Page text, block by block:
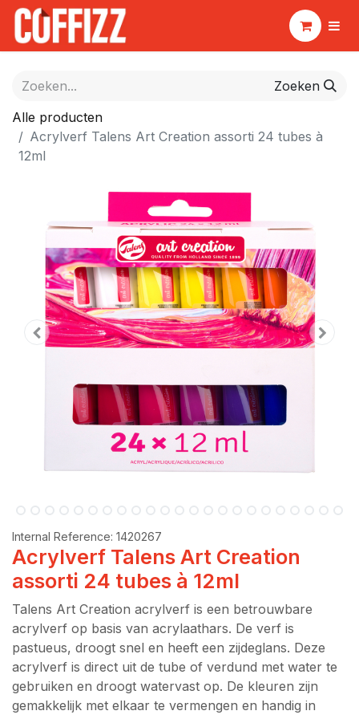
Zoeken
Alle producten
Acrylverf Talens Art Creation assorti 24 tubes à
12ml
Internal Reference: 1420267
Acrylverf Talens Art Creation
assorti 24 tubes à 12ml
Talens Art Creation acrylverf is een betrouwbare
acrylverf op basis van acrylaathars. De verf is
pastueus, droogt snel en heeft een zijdeglans. Deze
acrylverf is direct uit de tube of verdund met water te
gebruiken en droogt watervast op. De kleuren zijn
gemakkelijk met elkaar te vermengen en handig in